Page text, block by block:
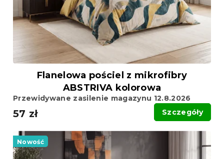
ku
k
w
Flanelowa pościel z mikrofibry
ABSTRIVA kolorowa
Przewidywane zasilenie magazynu 12.8.2026
57 zł Szczegóły
Nowość